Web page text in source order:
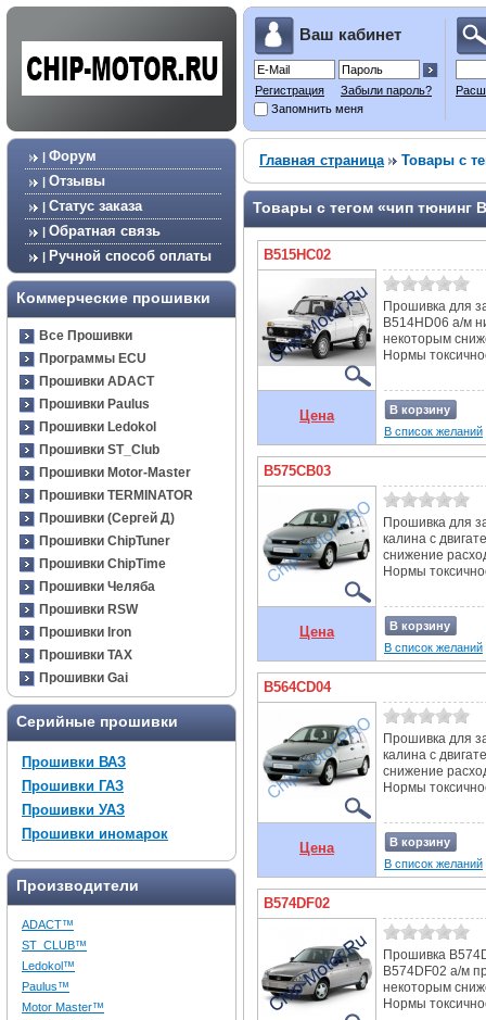
Ваш кабинет
Регистрация
Забыли пароль?
Запомнить меня
| Форум
| Отзывы
| Статус заказа
| Обратная связь
| Ручной способ оплаты
Коммерческие прошивки
Все Прошивки
Программы ECU
Прошивки ADACT
Прошивки Paulus
Прошивки Ledokol
Прошивки ST_Club
Прошивки Motor-Master
Прошивки TERMINATOR
Прошивки (Сергей Д)
Прошивки ChipTuner
Прошивки ChipTime
Прошивки Челяба
Прошивки RSW
Прошивки Iron
Прошивки TAX
Прошивки Gai
Серийные прошивки
Прошивки ВАЗ
Прошивки ГАЗ
Прошивки УАЗ
Прошивки иномарок
Производители
ADACT™
ST_CLUB™
Ledokol™
Paulus™
Motor Master™
Главная страница Товары с
Товары с тегом «чип тюнинг
B515HC02
Прошивка для
B514HD06 а/м
некоторым
Нормы
Цена
В корзину
В список желаний
B575CB03
Прошивка для
калина с
снижение
Нормы
Цена
В корзину
В список желаний
B564CD04
Прошивка для
калина с
снижение
Нормы
Цена
В корзину
В список желаний
B574DF02
Прошивка
B574DF02 а/м
некоторым
Нормы